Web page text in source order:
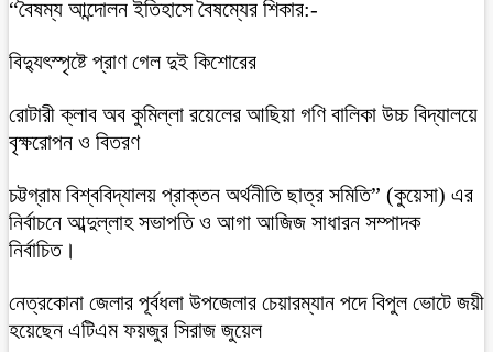
“বৈষম্য আন্দোলন ইতিহাসে বৈষম্যের শিকার:-
বিদ্যুৎস্পৃষ্টে প্রাণ গেল দুই কিশোরের
রোটারী ক্লাব অব কুমিল্লা রয়েলের আছিয়া গণি বালিকা উচ্চ বিদ্যালয়ে
বৃক্ষরোপন ও বিতরণ
চট্টগ্রাম বিশ্ববিদ্যালয় প্রাক্তন অর্থনীতি ছাত্র সমিতি” (কুয়েসা) এর
নির্বাচনে আব্দুল্লাহ সভাপতি ও আগা আজিজ সাধারন সম্পাদক
নির্বাচিত।
নেত্রকোনা জেলার পূর্বধলা উপজেলার চেয়ারম্যান পদে বিপুল ভোটে জয়ী
হয়েছেন এটিএম ফয়জুর সিরাজ জুয়েল